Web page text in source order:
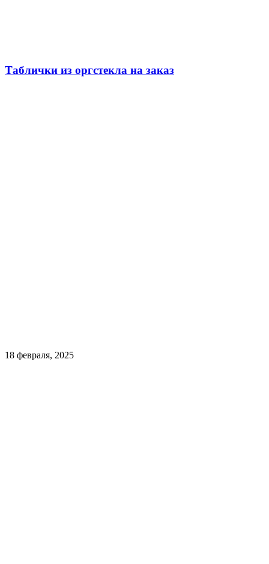
Таблички из оргстекла на заказ
18 февраля, 2025